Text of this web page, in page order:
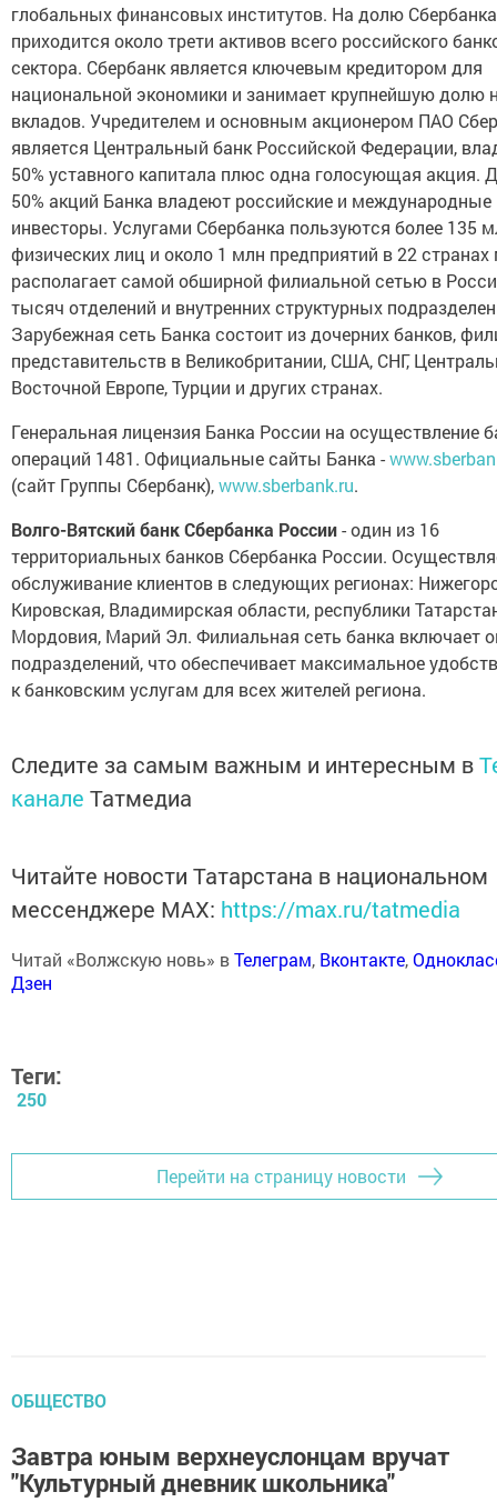
глобальных финансовых институтов. На долю Сбербанка
приходится около трети активов всего российского
сектора. Сбербанк является ключевым кредитором для
национальной экономики и занимает крупнейшую долю
вкладов. Учредителем и основным акционером ПАО
является Центральный банк Российской Федерации,
50% уставного капитала плюс одна голосующая акция.
50% акций Банка владеют российские и международные
инвесторы. Услугами Сбербанка пользуются более 135
физических лиц и около 1 млн предприятий в 22
располагает самой обширной филиальной сетью в
тысяч отделений и внутренних структурных
Зарубежная сеть Банка состоит из дочерних банков,
представительств в Великобритании, США, СНГ,
Восточной Европе, Турции и других странах.
Генеральная лицензия Банка России на осуществление
операций 1481. Официальные сайты Банка -
(сайт Группы Сбербанк),www.sberbank.ru.
Волго-Вятский банк Сбербанка России- один из 16
территориальных банков Сбербанка России.
обслуживание клиентов в следующих регионах:
Кировская, Владимирская области, республики
Мордовия, Марий Эл. Филиальная сеть банка включает
подразделений, что обеспечивает максимальное
к банковским услугам для всех жителей региона.
Следите за самым важным и интересным в
канале Татмедиа
Читайте новости Татарстана в национальном
мессенджере MАХ: https://max.ru/tatmedia
Читай «Волжскую новь» вТелеграм, Вконтакте,
Дзен
Теги:
250
Перейти на страницу новости
ОБЩЕСТВО
Завтра юным верхнеуслонцам вручат
"Культурный дневник школьника"